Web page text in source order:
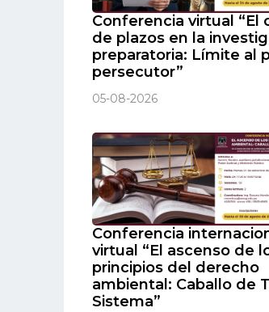
Conferencia virtual “El
de plazos en la
preparatoria: Límite al
persecutor”
05-08-2026
Conferencia
virtual “El ascenso de
principios del derecho
ambiental: Caballo de
Sistema”